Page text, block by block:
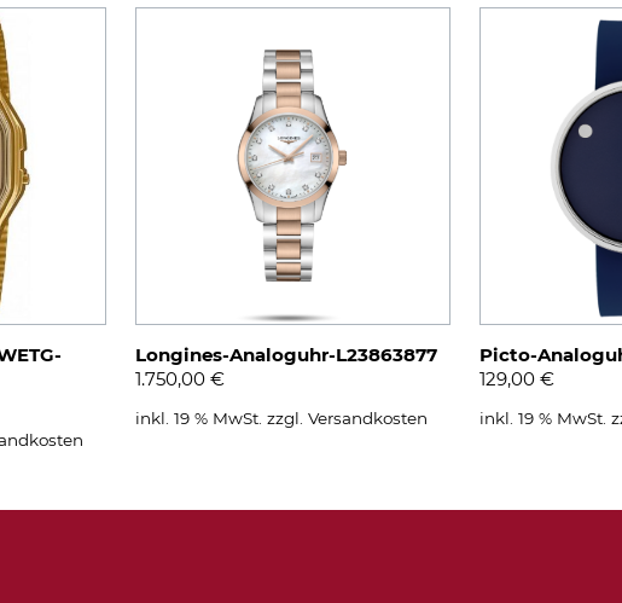
Longines-Analoguhr-L23863877
1.750,00 €
inkl. 19 % MwSt. zzgl. Versandkosten
Picto-
129,00 €
inkl. 19 % MwSt.